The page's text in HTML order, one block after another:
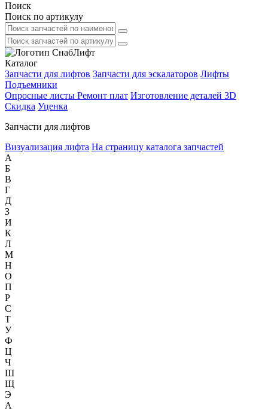
Поиск
Поиск по артикулу
Каталог
Запчасти для лифтов Запчасти для эскалаторов Лифты
Подъемники
Опросные листы Ремонт плат Изготовление деталей 3D
Скидка Уценка
Запчасти для лифтов
Визуализация лифта На страницу каталога запчастей
А
Б
В
Г
Д
З
И
К
Л
М
Н
О
П
Р
С
Т
У
Ф
Ц
Ч
Ш
Щ
Э
А